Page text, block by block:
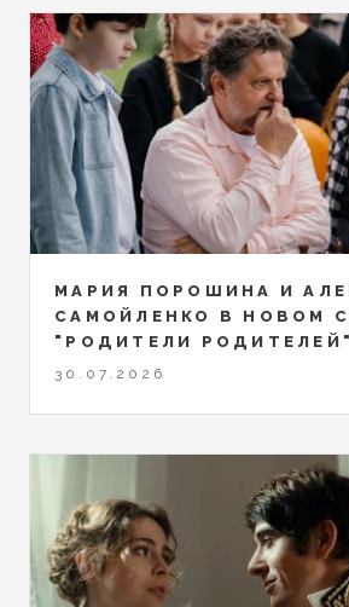
МАРИЯ ПОРОШИНА И
САМОЙЛЕНКО В НОВОМ
"РОДИТЕЛИ РОДИТЕЛЕЙ"
30.07.2026